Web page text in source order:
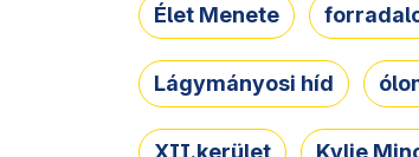
Élet Menete
Lágymányosi híd
XII.kerület Kylie